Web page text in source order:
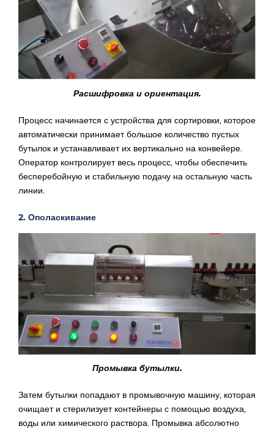
Расшифровка и ориентация.
Процесс начинается с устройства для сортировки, которое
автоматически принимает большое количество пустых
бутылок и устанавливает их вертикально на конвейере.
Оператор контролирует весь процесс, чтобы обеспечить
бесперебойную и стабильную подачу на остальную часть
линии.
2. Ополаскивание
Промывка бутылки.
Затем бутылки попадают в промывочную машину, которая
очищает и стерилизует контейнеры с помощью воздуха,
воды или химического раствора. Промывка абсолютно